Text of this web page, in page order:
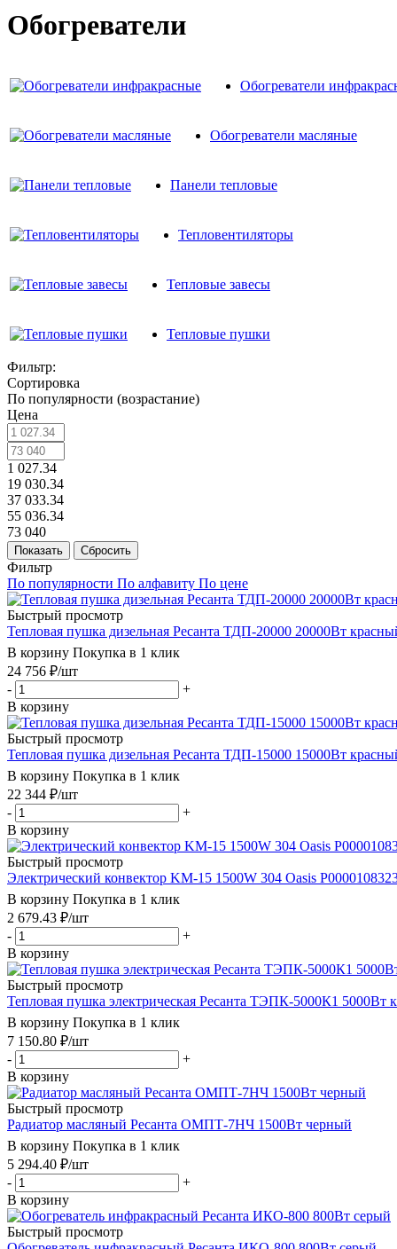
Обогреватели
Обогреватели
Обогреватели масляные
Панели тепловые
Тепловентиляторы
Тепловые завесы
Тепловые пушки
Фильтр:
Сортировка
По популярности (возрастание)
Цена
1 027.34
19 030.34
37 033.34
55 036.34
73 040
Показать Сбросить
Фильтр
По популярности По алфавиту По цене
Быстрый просмотр
Тепловая пушка дизельная Ресанта ТДП-20000 20000Вт
В корзину Покупка в 1 клик
24 756 ₽/шт
-
+
В корзину
Быстрый просмотр
Тепловая пушка дизельная Ресанта ТДП-15000 15000Вт
В корзину Покупка в 1 клик
22 344 ₽/шт
-
+
В корзину
Быстрый просмотр
Электрический конвектор KM-15 1500W 304 Oasis
В корзину Покупка в 1 клик
2 679.43 ₽/шт
-
+
В корзину
Быстрый просмотр
Тепловая пушка электрическая Ресанта ТЭПК-5000К1 5000Вт
В корзину Покупка в 1 клик
7 150.80 ₽/шт
-
+
В корзину
Быстрый просмотр
Радиатор масляный Ресанта ОМПТ-7НЧ 1500Вт черный
В корзину Покупка в 1 клик
5 294.40 ₽/шт
-
+
В корзину
Быстрый просмотр